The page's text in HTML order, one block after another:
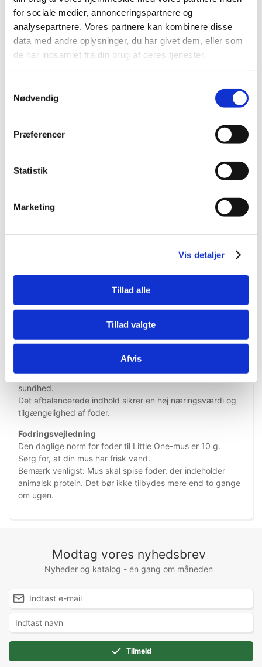
for sociale medier, annonceringspartnere og
analysepartnere. Vores partnere kan kombinere disse
data med andre oplysninger, du har givet dem, eller som
de har indsamlet fra din brug af deres tjenester.
Nødvendig
Præferencer
Statistik
Marketing
Vis detaljer
Tillad alle
Tillad valgte
Afvis
4011905607962
200g.
DKK 59,00
5410340612965
DKK 55,20 ekskl. moms
Køb nu
Information Specifikationer
protein, fedt, kulhydrater, vitaminer og mineraler, der er
nødvendige for fodring af høj kvalitet og dit kæledyrs
sundhed.
Det afbalancerede indhold sikrer en høj næringsværdi og
tilgængelighed af foder.
Fodringsvejledning
Den daglige norm for foder til Little One-mus er 10 g.
Sørg for, at din mus har frisk vand.
Bemærk venligst: Mus skal spise foder, der indeholder
animalsk protein. Det bør ikke tilbydes mere end to gange
om ugen.
Modtag vores nyhedsbrev
Nyheder og katalog - én gang om måneden
Tilmeld